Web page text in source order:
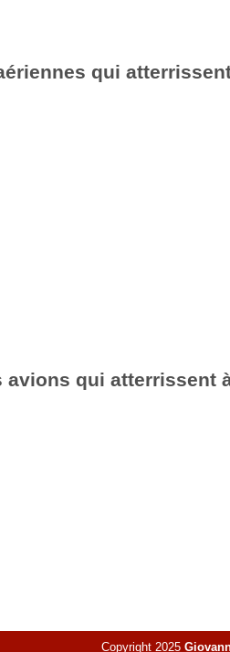
qui
qui atterrissent
Copyright 2025